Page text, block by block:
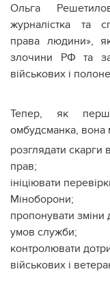
Ольга
журналістка та
права людини»,
злочини РФ та
військових і
Тепер, як
омбудсманка, вона
розглядати
прав;
ініціювати
Міноборони;
пропонувати
умов служби;
контролювати
військових і